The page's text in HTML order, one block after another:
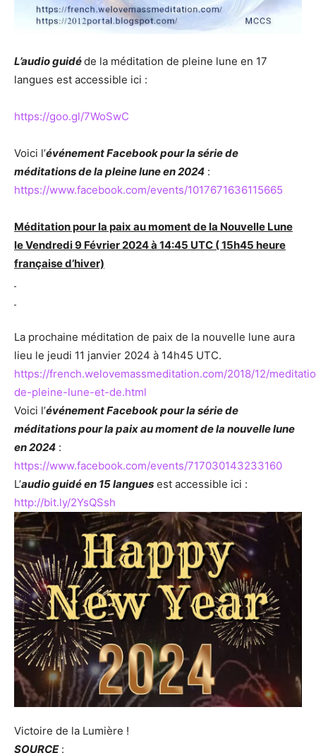
L’audio guidéde la méditation de pleine lune en 17
langues est accessible ici :
https://goo.gl/7WoSwC
Voici l’événement Facebook pour la série de
méditations de la pleine lune en 2024 :
https://www.facebook.com/events/1017671636115665
Méditation pour la paix au moment de la Nouvelle Lune
le Vendredi 9 Février 2024 à 14:45 UTC ( 15h45 heure
française d’hiver)
La prochaine méditation de paix de la nouvelle lune aura
lieu le jeudi 11 janvier 2024 à 14h45 UTC.
https://french.welovemassmeditation.com/2018/12/
de-pleine-lune-et-de.html
Voici l’événement Facebook pour la série de
méditations pour la paix au moment de la nouvelle lune
en 2024 :
https://www.facebook.com/events/717030143233160
L’audio guidé en 15 langues est accessible ici :
http://bit.ly/2YsQSsh
Victoire de la Lumière !
SOURCE: